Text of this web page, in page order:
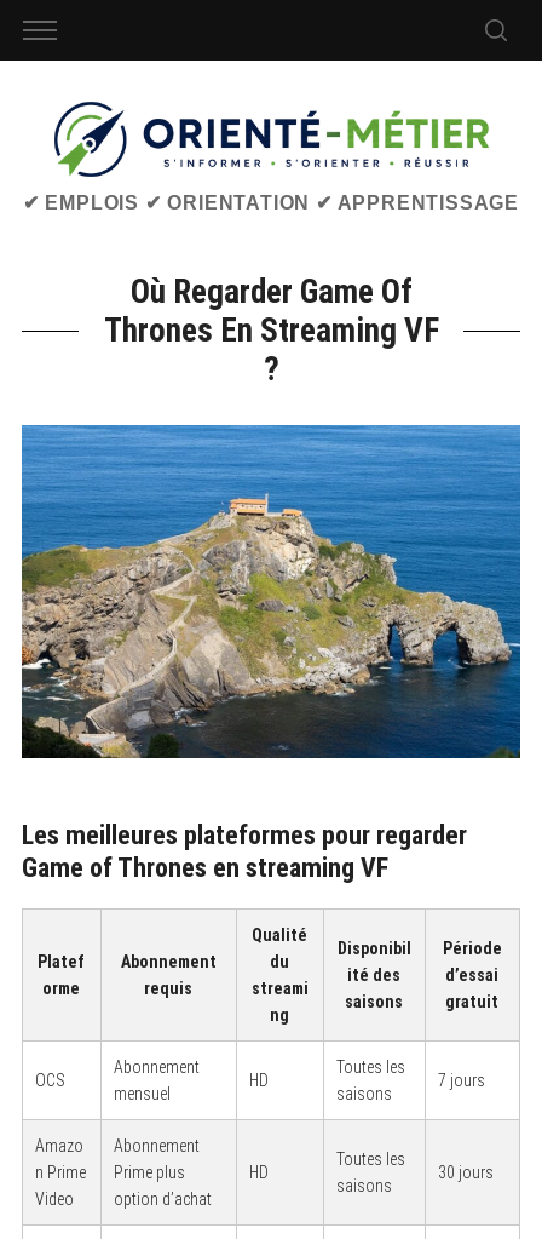
✔ EMPLOIS ✔ ORIENTATION ✔ APPRENTISSAGE
Où Regarder Game Of
Thrones En Streaming VF
?
Les meilleures plateformes pour regarder
Game of Thrones en streaming VF
Platef
orme
Abonnement
requis
Qualité
du
streami
ng
Disponibil
ité des
saisons
Période
d’essai
gratuit
OCS
Abonnement
mensuel
HD
Toutes les
saisons
7 jours
Amazo
n Prime
Video
Abonnement
Prime plus
option d’achat
HD
Toutes les
saisons
30 jours